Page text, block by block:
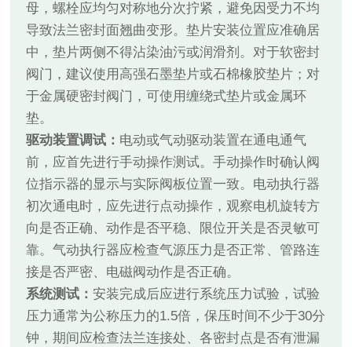
母，螺栓应均匀对称地分次拧紧，避免因受力不均
导致法兰密封面翘曲变形。垫片安装位置应准确居
中，垫片两侧不得沾染油污或润滑剂。对于软密封
阀门，建议使用高强石墨垫片或石棉橡胶垫片；对
于金属硬密封阀门，可使用缠绕式垫片或金属环
垫。
驱动装置调试： 电动或气动驱动装置在通电通气
前，应首先进行手动操作测试。手动操作时确认阀
位指示器的显示与实际阀板位置一致。电动执行器
初次通电时，应先进行点动操作，观察电机旋转方
向是否正确、动作是否平稳、限位开关是否灵敏可
靠。气动执行器应检查气源压力是否正常、管路连
接是否严密、电磁阀动作是否正确。
系统测试：安装完成后应进行系统压力试验，试验
压力通常为公称压力的1.5倍，保压时间不少于30分
钟，期间应检查法兰连接处、各密封点是否有泄漏